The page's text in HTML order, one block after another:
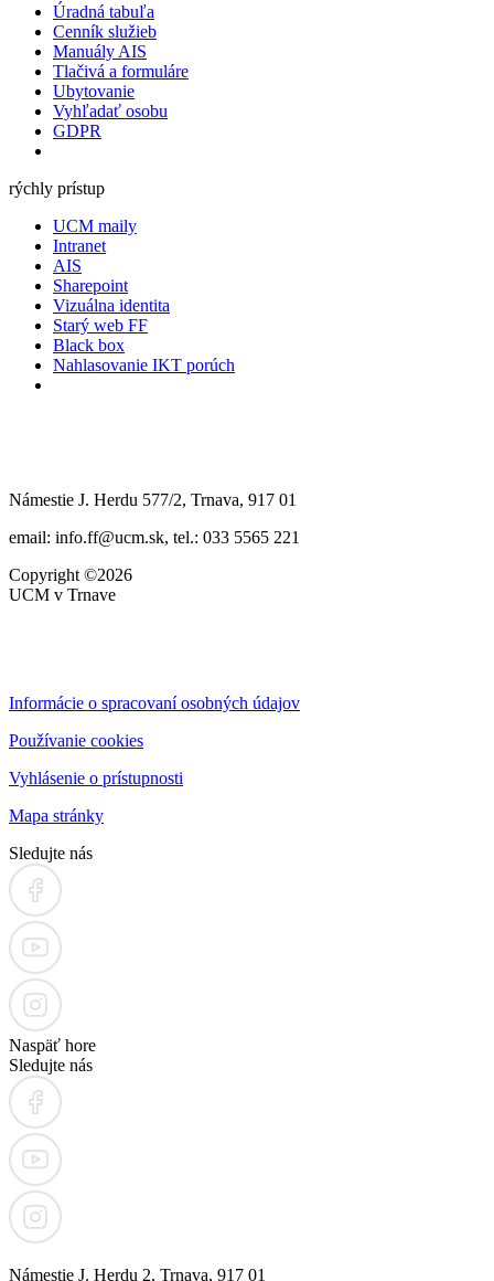
Úradná tabuľa
Cenník služieb
Manuály AIS
Tlačivá a formuláre
Ubytovanie
Vyhľadať osobu
GDPR
rýchly prístup
UCM maily
Intranet
AIS
Sharepoint
Vizuálna identita
Starý web FF
Black box
Nahlasovanie IKT porúch
Námestie J. Herdu 577/2, Trnava, 917 01
email: info.ff@ucm.sk, tel.: 033 5565 221
Copyright ©2026
UCM v Trnave
Informácie o spracovaní osobných údajov
Používanie cookies
Vyhlásenie o prístupnosti
Mapa stránky
Sledujte nás
Naspäť hore
Sledujte nás
Námestie J. Herdu 2, Trnava, 917 01